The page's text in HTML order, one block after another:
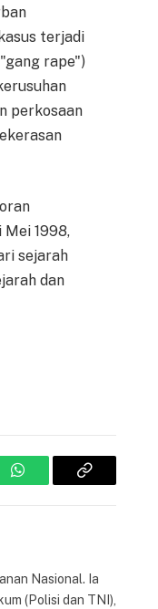
terjadi
rape")
perkosaan
1998,
sejarah
dan
WhatsAppCopy
Nasional. Ia
(Polisi dan TNI),